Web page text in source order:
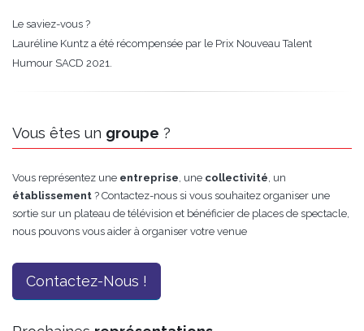
Le saviez-vous ?
Lauréline Kuntz a été récompensée par le Prix Nouveau Talent
Humour SACD 2021.
Vous êtes un groupe ?
Vous représentez une entreprise, une collectivité, un
établissement ? Contactez-nous si vous souhaitez organiser une
sortie sur un plateau de télévision et bénéficier de places de spectacle,
nous pouvons vous aider à organiser votre venue
Contactez-Nous !